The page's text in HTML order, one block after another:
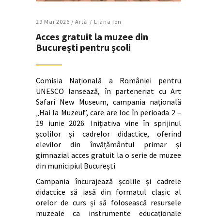
29 Mai 2026 / Artǎ Liana Ion
Acces gratuit la muzee din
București pentru școli
Comisia Națională a României pentru
UNESCO lansează, în parteneriat cu Art
Safari New Museum, campania națională
„Hai la Muzeu!”, care are loc în perioada 2 –
19 iunie 2026. Inițiativa vine în sprijinul
școlilor și cadrelor didactice, oferind
elevilor din învățământul primar și
gimnazial acces gratuit la o serie de muzee
din municipiul București.
Campania încurajează școlile și cadrele
didactice să iasă din formatul clasic al
orelor de curs și să folosească resursele
muzeale ca instrumente educaționale